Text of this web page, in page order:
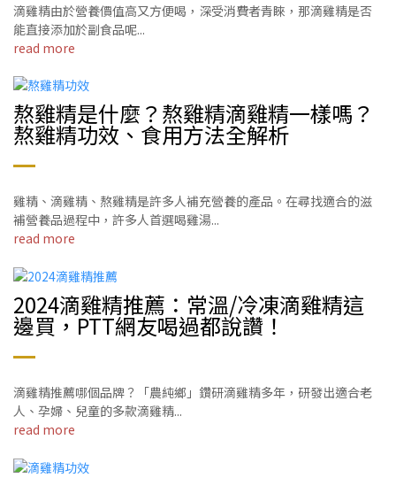
滴雞精由於營養價值高又方便喝，深受消費者青睞，那滴雞精是否
能直接添加於副食品呢...
read more
熬雞精是什麼？熬雞精滴雞精一樣嗎？
熬雞精功效、食用方法全解析
雞精、滴雞精、熬雞精是許多人補充營養的產品。在尋找適合的滋
補營養品過程中，許多人首選喝雞湯...
read more
2024滴雞精推薦：常溫/冷凍滴雞精這
邊買，PTT網友喝過都說讚！
滴雞精推薦哪個品牌？「農純鄉」鑽研滴雞精多年，研發出適合老
人、孕婦、兒童的多款滴雞精...
read more